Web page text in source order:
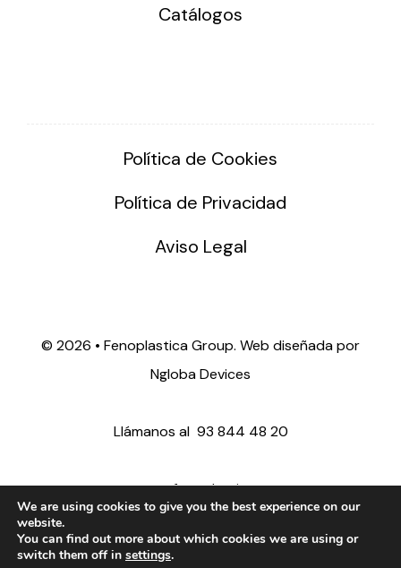
Catálogos
Política de Cookies
Política de Privacidad
Aviso Legal
© 2026 • Fenoplastica Group. Web diseñada por
Ngloba Devices
Llámanos al 93 844 48 20
ventas@fenoplastica.com
export@fenoplastica.com
We are using cookies to give you the best experience on our
website.
You can find out more about which cookies we are using or
switch them off in settings.